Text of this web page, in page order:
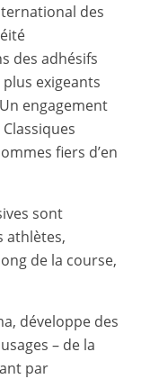
des
des adhésifs
exigeants
engagement
fiers d’en
sont
athlètes,
de la course,
développe des
– de la
par